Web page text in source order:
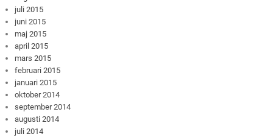
juli 2015
juni 2015
maj 2015
april 2015
mars 2015
februari 2015
januari 2015
oktober 2014
september 2014
augusti 2014
juli 2014